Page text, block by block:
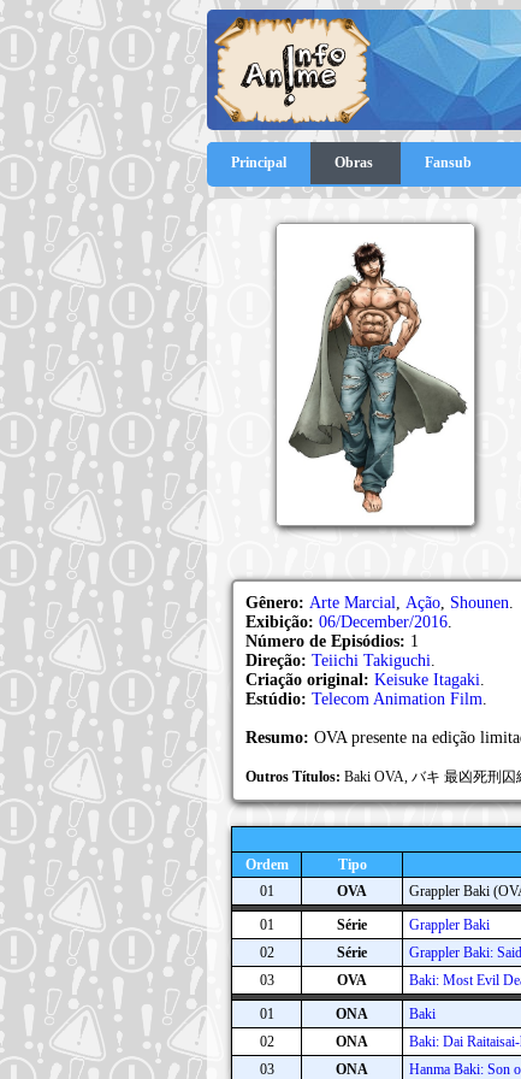
Principal Obras Fansub
Gênero: Arte Marcial, Ação, Shounen.
Exibição: 06/December/2016.
Número de Episódios: 1
Direção: Teiichi Takiguchi.
Criação original: Keisuke Itagaki.
Estúdio: Telecom Animation Film.
Resumo: OVA presente na edição
Outros Títulos: Baki OVA, バキ 最凶死刑
Ordem
Tipo
01
OVA Grappler Baki
01
Série Grappler Baki
02
Série Grappler Baki:
03
OVA Baki: Most Evil
01
ONA Baki
02
ONA Baki: Dai
03
ONA Hanma Baki: Son